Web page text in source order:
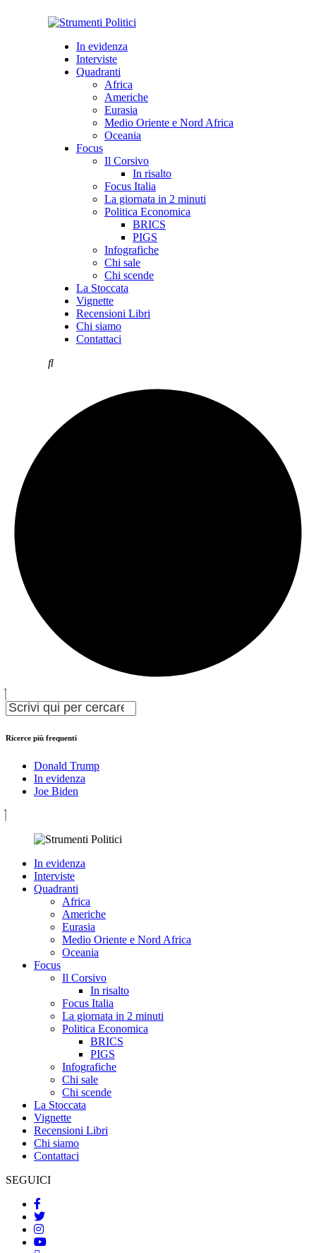
In evidenza
Interviste
Quadranti
Africa
Americhe
Eurasia
Medio Oriente e Nord Africa
Oceania
Focus
Il Corsivo
In risalto
Focus Italia
La giornata in 2 minuti
Politica Economica
BRICS
PIGS
Infografiche
Chi sale
Chi scende
La Stoccata
Vignette
Recensioni Libri
Chi siamo
Contattaci
Ricerce più frequenti
Donald Trump
In evidenza
Joe Biden
In evidenza
Interviste
Quadranti
Africa
Americhe
Eurasia
Medio Oriente e Nord Africa
Oceania
Focus
Il Corsivo
In risalto
Focus Italia
La giornata in 2 minuti
Politica Economica
BRICS
PIGS
Infografiche
Chi sale
Chi scende
La Stoccata
Vignette
Recensioni Libri
Chi siamo
Contattaci
SEGUICI